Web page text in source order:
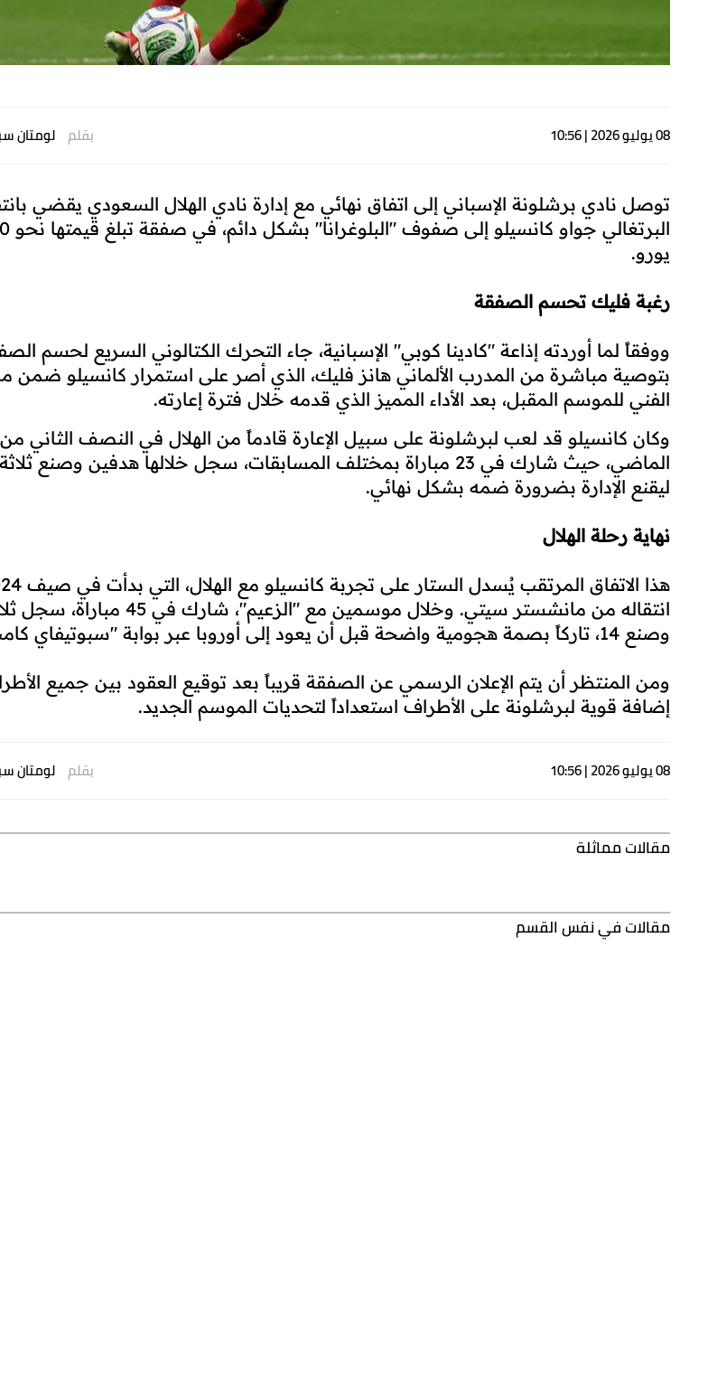
08 يوليو 2026 | 10:56 بقلم لومتان
توصل نادي برشلونة الإسباني إلى اتفاق نهائي مع إدارة نادي الهلال السعودي يقضي
يورو.
رغبة فليك تحسم الصفقة
ووفقاً لما أوردته إذاعة "كادينا كوبي" الإسبانية، جاء التحرك الكتالوني السريع لحسم
بتوصية مباشرة من المدرب الألماني هانز فليك، الذي أصر على استمرار كانسيلو ضمن
الفني للموسم المقبل، بعد الأداء المميز الذي قدمه خلال فترة إعارته.
وكان كانسيلو قد لعب لبرشلونة على سبيل الإعارة قادماً من الهلال في النصف الثاني
الماضي، حيث شارك في 23 مباراة بمختلف المسابقات، سجل خلالها هدفين وصنع
ليقنع الإدارة بضرورة ضمه بشكل نهائي.
نهاية رحلة الهلال
انتقاله من مانشستر سيتي. وخلال موسمين مع "الزعيم"،
وصنع 14، تاركاً بصمة هجومية واضحة قبل أن يعود إلى أوروبا عبر بوابة "سبوتيفاي كامب نو".
ومن المنتظر أن يتم الإعلان الرسمي عن الصفقة قريباً بعد توقيع العقود بين جميع
إضافة قوية لبرشلونة على الأطراف استعداداً لتحديات الموسم الجديد.
08 يوليو 2026 | 10:56 بقلم لومتان
مقالات مماثلة
مقالات في نفس القسم